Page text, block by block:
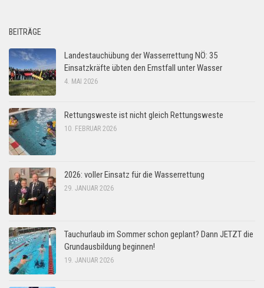
BEITRÄGE
Landestauchübung der Wasserrettung NÖ: 35
Einsatzkräfte übten den Ernstfall unter Wasser
4. MAI 2026
Rettungsweste ist nicht gleich Rettungsweste
10. FEBRUAR 2026
2026: voller Einsatz für die Wasserrettung
29. JANUAR 2026
Tauchurlaub im Sommer schon geplant? Dann JETZT die
Grundausbildung beginnen!
19. JANUAR 2026